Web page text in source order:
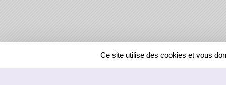
REGIONS
Ce site utilise des cookies et vous